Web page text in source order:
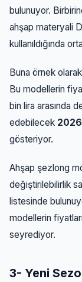
bulunuyor.
ahşap materyali
kullanıldığında
Buna örnek
Bu modellerin
bin lira arasında
edebilecek
gösteriyor.
Ahşap şezlong
değiştirilebilirlik
listesinde
modellerin
seyrediyor.
3- Yeni